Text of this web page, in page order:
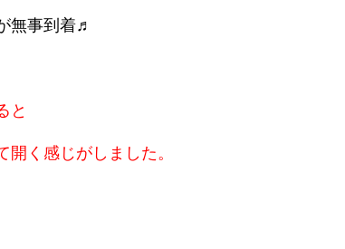
無事到着♬
と
開く感じがしました。